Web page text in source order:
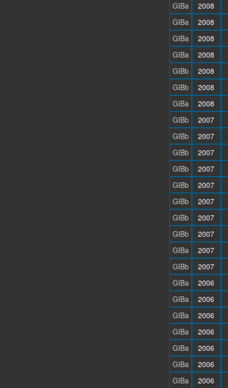
GIBa
2008
GIBa
2008
GIBa
2008
GIBa
2008
GIBb
2008
GIBb
2008
GIBa
2008
GIBb
2007
GIBb
2007
GIBb
2007
GIBb
2007
GIBb
2007
GIBb
2007
GIBb
2007
GIBb
2007
GIBa
2007
GIBb
2007
GIBa
2006
GIBa
2006
GIBa
2006
GIBa
2006
GIBa
2006
GIBa
2006
GIBa
2006